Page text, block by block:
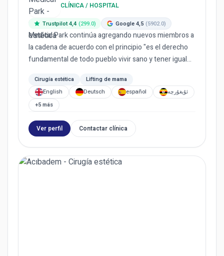
CLÍNICA / HOSPITAL
Trustpilot 4,4 (299.0) Google 4,5 (5902.0)
Medical Park continúa agregando nuevos miembros a
la cadena de acuerdo con el principio "es el derecho
fundamental de todo pueblo vivir sano y tener igual
Cirugía estética
Lifting de mama
English
Deutsch español
ئۇيغۇرچە
+5 más
Ver perfil Contactar clínica